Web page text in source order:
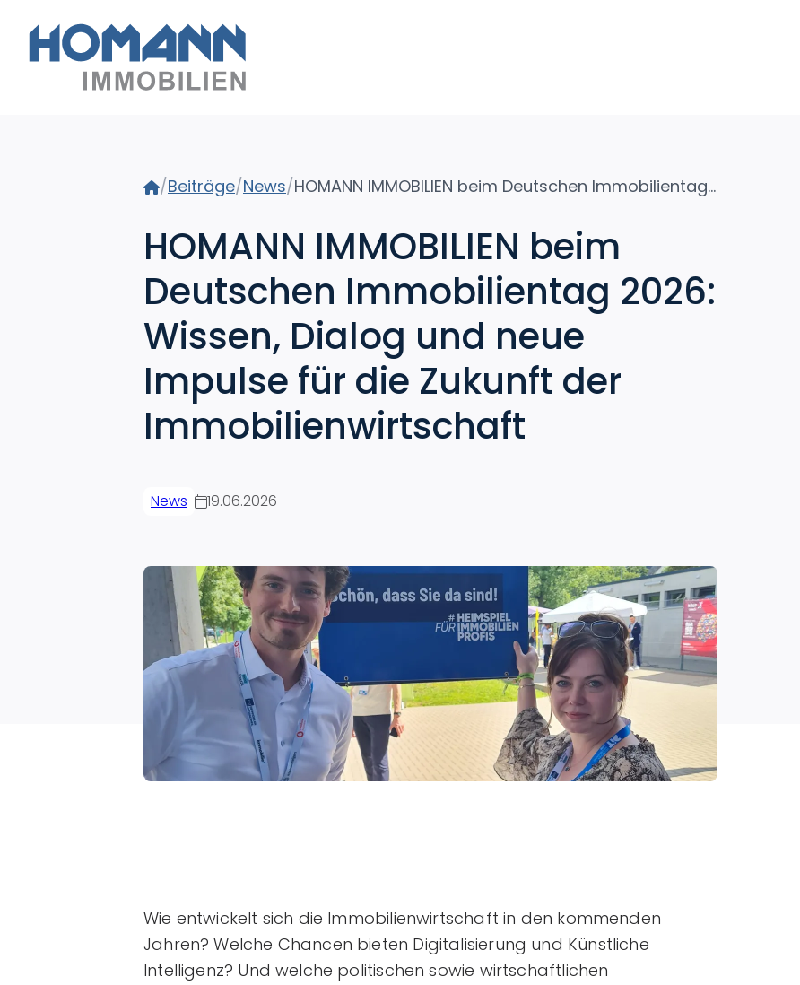
Home
/Beiträge/News/ HOMANN IMMOBILIEN beim Deutschen Immobilientag 2026: Wissen, Dialog und neue Impulse für die Zukunft der Immobilienwirtschaft
HOMANN IMMOBILIEN beim
Deutschen Immobilientag 2026:
Wissen, Dialog und neue
Impulse für die Zukunft der
Immobilienwirtschaft
News 19.06.2026
Wie entwickelt sich die Immobilienwirtschaft in den kommenden
Jahren? Welche Chancen bieten Digitalisierung und Künstliche
Intelligenz? Und welche politischen sowie wirtschaftlichen